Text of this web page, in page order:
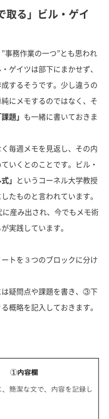
取る」ビル・ゲイ
事務作業の一つ”とも思われ
ゲイツは部下にまかせず、
するそうです。少し違うの
にメモするのではなく、そ
課題」 も一緒に書いておきま
毎週メモを見返し、その内
いくとのことです。ビル・
」 というコーネル大学教授
たものと言われています。
産み出され、今でもメモ術
実践しています。
トを３つのブロックに分け
疑問点や課題を書き、③下
概略を記入しておきます。